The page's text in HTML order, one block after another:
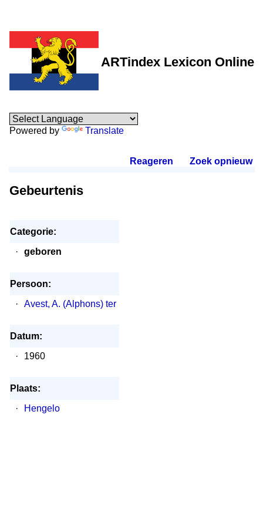
ARTindex Lexicon Online
Powered by Translate
Reageren Zoek opnieuw.
Gebeurtenis
Categorie:
·
geboren
Persoon:
·
Avest, A. (Alphons) ter
Datum:
·
1960
Plaats:
·
Hengelo